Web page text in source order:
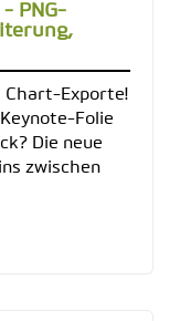
- PNG-
Chart-Exporte!
Folie
Die neue
zwischen